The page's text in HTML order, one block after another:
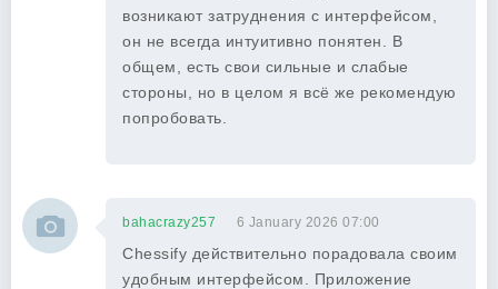
возникают затруднения с интерфейсом,
он не всегда интуитивно понятен. В
общем, есть свои сильные и слабые
стороны, но в целом я всё же рекомендую
попробовать.
bahacrazy257 6 January 2026 07:00
Chessify действительно порадовала своим
удобным интерфейсом. Приложение